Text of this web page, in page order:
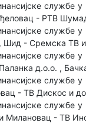
службе
- РТВ
службе
Шид - Сремска ТВ
службе
Паланка д.о.о. ,
службе
- ТВ Дискос и
службе
Милановац - ТВ